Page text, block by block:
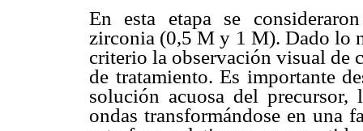
En esta etapa se
zirconia (0,5 M y 1 M). Dado lo
criterio la observación visual de
de tratamiento. Es importante
solución acuosa del
ondas transformándose en una